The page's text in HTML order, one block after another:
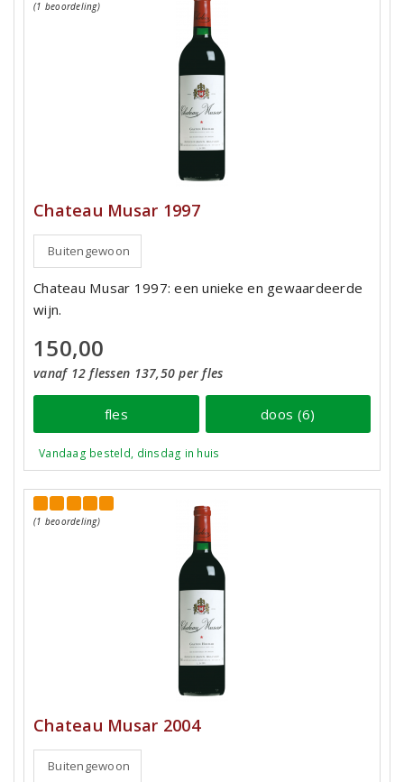
(1 beoordeling)
Chateau Musar 1997
Buitengewoon
Chateau Musar 1997: een unieke en gewaardeerde
wijn.
150,00
vanaf 12 flessen 137,50 per fles
fles doos (6)
Vandaag besteld, dinsdag in huis
(1 beoordeling)
Chateau Musar 2004
Buitengewoon